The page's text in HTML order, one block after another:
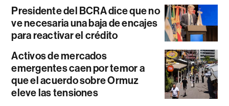
Presidente del BCRA dice que no
ve necesaria una baja de encajes
para reactivar el crédito
Activos de mercados
emergentes caen por temor a
que el acuerdo sobre Ormuz
eleve las tensiones